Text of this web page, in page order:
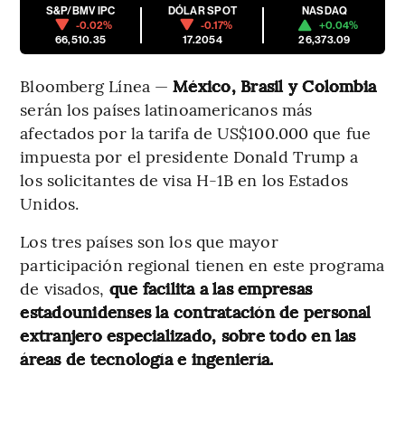
S&P/BMV IPC
-0.02%
66,510.35
DÓLAR SPOT
-0.17%
17.2054
NASDAQ
+0.04%
26,373.09
Bloomberg Línea —México, Brasil y Colombia
serán los países latinoamericanos más
afectados por la tarifa de US$100.000 que fue
impuesta por el presidente Donald Trump a
los solicitantes de visa H-1B en los Estados
Unidos.
Los tres países son los que mayor
participación regional tienen en este programa
de visados, que facilita a las empresas
estadounidenses la contratación de personal
extranjero especializado, sobre todo en las
áreas de tecnología e ingeniería.